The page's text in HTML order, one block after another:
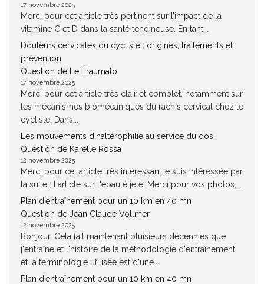
17 novembre 2025
Merci pour cet article très pertinent sur l’impact de la
vitamine C et D dans la santé tendineuse. En tant...
Douleurs cervicales du cycliste : origines, traitements et
prévention
Question de Le Traumato
17 novembre 2025
Merci pour cet article très clair et complet, notamment sur
les mécanismes biomécaniques du rachis cervical chez le
cycliste. Dans...
Les mouvements d’haltérophilie au service du dos
Question de Karelle Rossa
12 novembre 2025
Merci pour cet article très intéressant.je suis intéressée par
la suite : l'article sur l'epaulé jeté. Merci pour vos photos,...
Plan d’entraînement pour un 10 km en 40 mn
Question de Jean Claude Vollmer
12 novembre 2025
Bonjour, Cela fait maintenant pluisieurs décennies que
j'entraîne et l'histoire de la méthodologie d'entraînement
et la terminologie utilisée est d'une...
Plan d’entraînement pour un 10 km en 40 mn